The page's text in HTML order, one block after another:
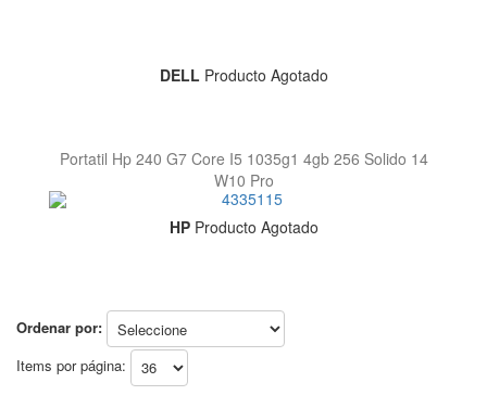
DELL Producto Agotado
Portatil Hp 240 G7 Core I5 1035g1 4gb 256 Solido 14
W10 Pro
HP Producto Agotado
Ordenar por:
Items por página: